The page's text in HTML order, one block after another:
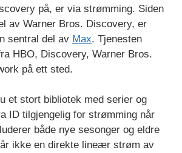
på, er via strømming. Siden
av Warner Bros. Discovery, er
sentral del av Max. Tjenesten
HBO, Discovery, Warner Bros.
på ett sted.
et stort bibliotek med serier og
ID tilgjengelig for strømming når
både nye sesonger og eldre
ikke en direkte lineær strøm av